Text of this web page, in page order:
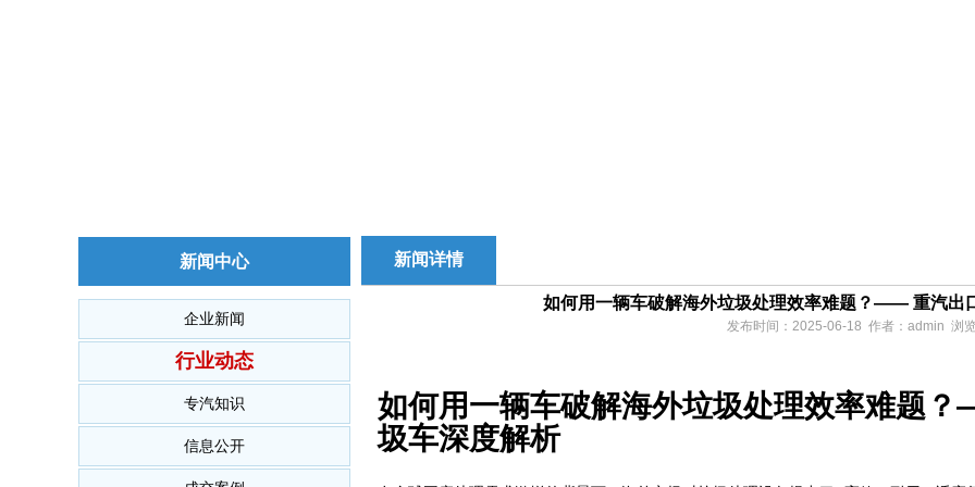
新闻中心
企业新闻
行业动态
专汽知识
信息公开
新闻详情
如何用一辆车破解海外垃圾处理效率难题？—— 重汽出
发布时间：2025-06-18 作者：admin 浏
如何用一辆车破解海外垃圾处理效率难题
圾车深度解析